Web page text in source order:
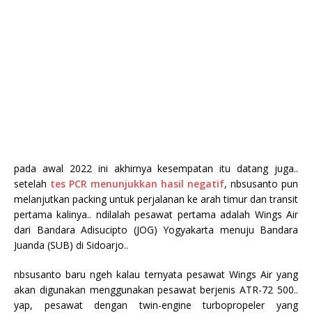
pada awal 2022 ini akhirnya kesempatan itu datang juga..
setelah tes PCR menunjukkan hasil negatif, nbsusanto pun
melanjutkan packing untuk perjalanan ke arah timur dan transit
pertama kalinya.. ndilalah pesawat pertama adalah Wings Air
dari Bandara Adisucipto (JOG) Yogyakarta menuju Bandara
Juanda (SUB) di Sidoarjo..
nbsusanto baru ngeh kalau ternyata pesawat Wings Air yang
akan digunakan menggunakan pesawat berjenis ATR-72 500..
yap, pesawat dengan twin-engine turbopropeler yang